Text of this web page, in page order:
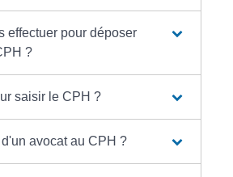
effectuer pour déposer
?
saisir le CPH ?
avocat au CPH ?